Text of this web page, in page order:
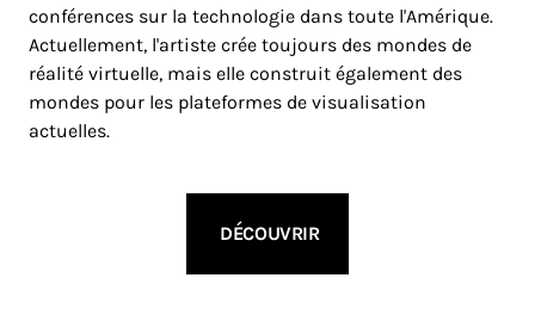
conférences sur la technologie dans toute l'Amérique.
Actuellement, l'artiste crée toujours des mondes de
réalité virtuelle, mais elle construit également des
mondes pour les plateformes de visualisation
actuelles.
DÉCOUVRIR